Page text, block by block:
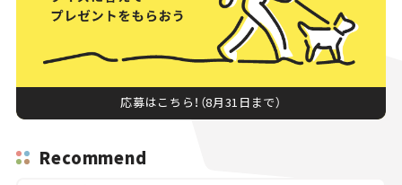
応募はこちら！（8月31日まで）
Recommend